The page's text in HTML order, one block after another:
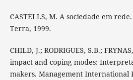
CASTELLS, M. A sociedade em
Terra, 1999.
CHILD, J.; RODRIGUES, S.B.;
impact and coping modes:
makers. Management International